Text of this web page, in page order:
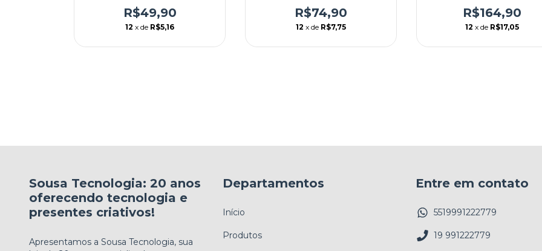
R$49,90
12 x de R$5,16
R$74,90
12 x de R$7,75
R$164,90
12 x de R$17,05
Sousa Tecnologia: 20 anos
oferecendo tecnologia e
presentes criativos!
Apresentamos a Sousa Tecnologia, sua
Departamentos
Início
Produtos
Entre em contato
5519991222779
19 991222779